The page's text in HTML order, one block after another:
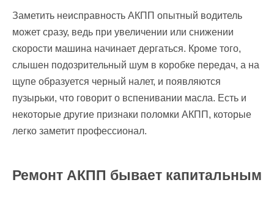
Заметить неисправность АКПП опытный водитель
может сразу, ведь при увеличении или снижении
скорости машина начинает дергаться. Кроме того,
слышен подозрительный шум в коробке передач, а на
щупе образуется черный налет, и появляются
пузырьки, что говорит о вспенивании масла. Есть и
некоторые другие признаки поломки АКПП, которые
легко заметит профессионал.
Ремонт АКПП бывает капитальным